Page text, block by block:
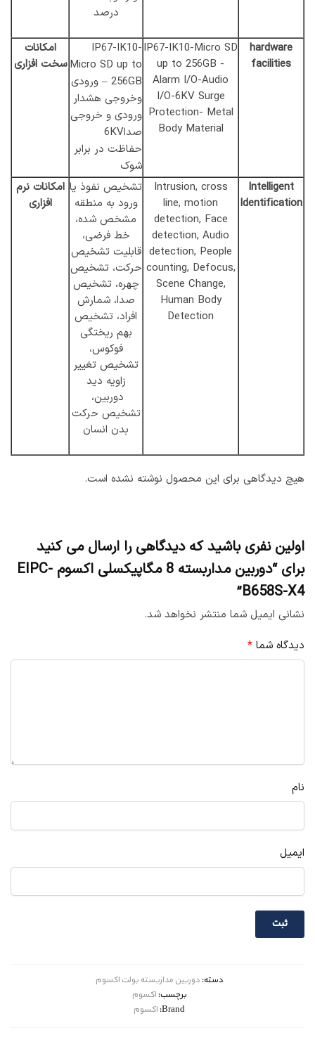
درصد
hardware
facilities
IP67-IK10-Micro SD
up to 256GB -
Alarm I/O-Audio
I/O-6KV Surge
Protection- Metal
Body Material
IP67-IK10-
Micro SD up to
256GB – ورودی
وخروجی هشدار
ورودی و خروجی
صدا6KV
حفاظت در برابر
شوک
امکانات
سخت افزاری
Intelligent
Identification
Intrusion, cross
line, motion
detection, Face
detection, Audio
detection, People
counting, Defocus,
Scene Change,
Human Body
Detection
تشخیص نفوذ یا
ورود به منطقه
مشخص شده،
خط فرضی،
قابلیت تشخیص
حرکت، تشخیص
چهره، تشخیص
صدا، شمارش
افراد، تشخیص
بهم ریختگی
فوکوس،
تشخیص تغییر
زاویه دید
دوربین،
تشخیص حرکت
بدن انسان
امکانات نرم
افزاری
هیچ دیدگاهی برای این محصول نوشته نشده است.
اولین نفری باشید که دیدگاهی را ارسال می کنید
برای “دوربین مداربسته 8 مگاپیکسلی اکسوم EIPC-
B658S-X4”
نشانی ایمیل شما منتشر نخواهد شد.
دیدگاه شما *
نام
ایمیل
دسته:دوربین مداربسته بولت اکسوم
برچسب:اکسوم
Brand: اکسوم